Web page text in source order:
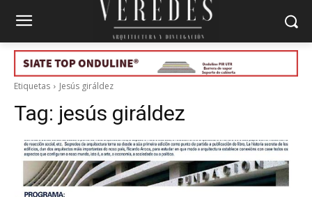
Etiquetas Jesús giráldez
Tag: jesús giráldez